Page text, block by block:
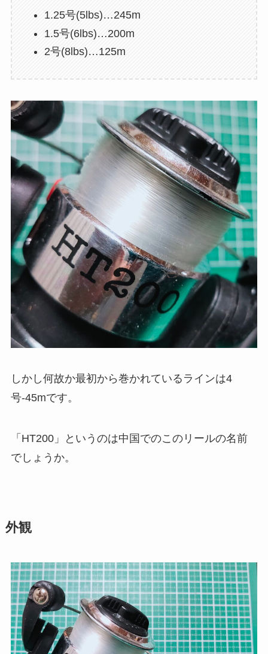
1.25号(5lbs)…245m
1.5号(6lbs)…200m
2号(8lbs)…125m
しかし何故か最初から巻かれているラインは4
号-45mです。
「HT200」というのは中国でのこのリールの名前
でしょうか。
外観